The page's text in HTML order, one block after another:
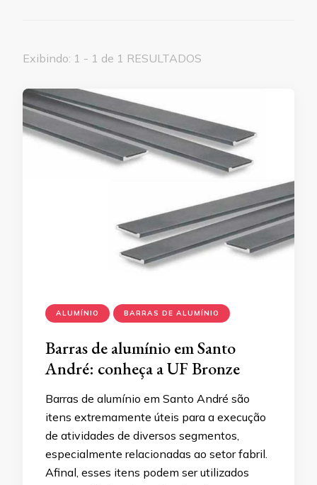
Exibindo: 1 - 1 de 1 RESULTADOS
ALUMÍNIO BARRAS DE ALUMÍNIO
Barras de alumínio em Santo
André: conheça a UF Bronze
Barras de alumínio em Santo André são
itens extremamente úteis para a execução
de atividades de diversos segmentos,
especialmente relacionadas ao setor fabril.
Afinal, esses itens podem ser utilizados